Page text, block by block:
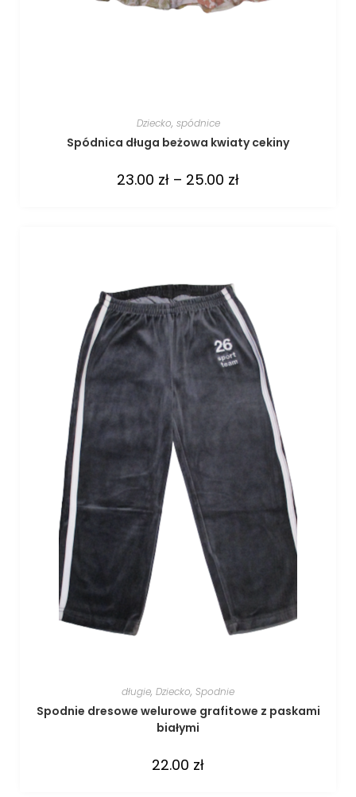
Dziecko, spódnice
Spódnica długa beżowa kwiaty cekiny
23.00 zł – 25.00 zł
długie, Dziecko, Spodnie
Spodnie dresowe welurowe grafitowe z paskami
białymi
22.00 zł